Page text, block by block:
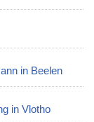
in Beelen
in Vlotho